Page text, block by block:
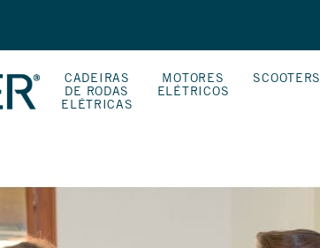
CADEIRAS
DE RODAS
ELÉTRICAS
MOTORES
ELÉTRICOS
SCOOTERS